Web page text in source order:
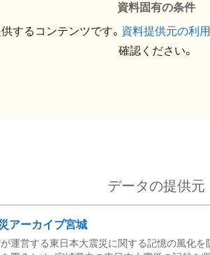
資料固有の条件
するコンテンツです。 資料提供元の利
確認ください。
データの提供元
アーカイブ宮城
運営する東日本大震災に関する記憶の風化を